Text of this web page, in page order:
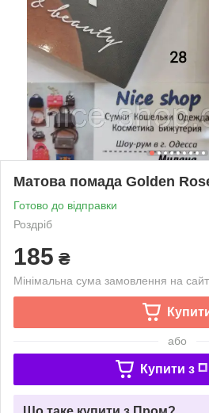
Матова помада Golden
Готово до відправки
Роздріб
185 ₴
Мінімальна сума замовлення на
або
Купити з